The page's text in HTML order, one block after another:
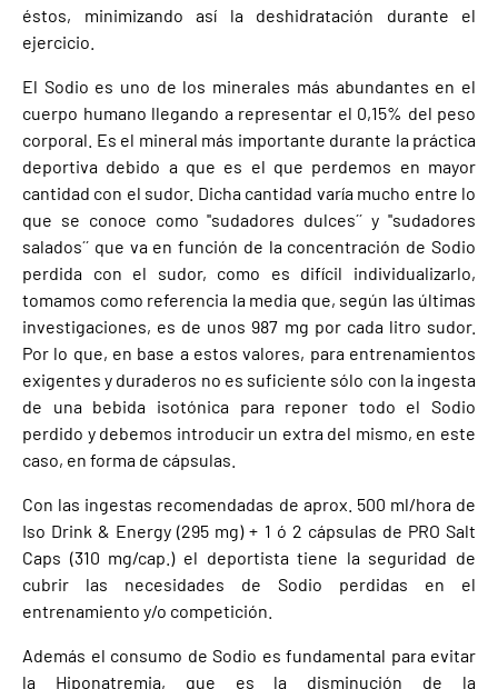
éstos, minimizando así la deshidratación durante el
ejercicio.
El Sodio es uno de los minerales más abundantes en el
cuerpo humano llegando a representar el 0,15% del peso
corporal. Es el mineral más importante durante la práctica
deportiva debido a que es el que perdemos en mayor
cantidad con el sudor. Dicha cantidad varía mucho entre lo
que se conoce como ''sudadores dulces´´ y ''sudadores
salados´´ que va en función de la concentración de Sodio
perdida con el sudor, como es difícil individualizarlo,
tomamos como referencia la media que, según las últimas
investigaciones, es de unos 987 mg por cada litro sudor.
Por lo que, en base a estos valores, para entrenamientos
exigentes y duraderos no es suficiente sólo con la ingesta
de una bebida isotónica para reponer todo el Sodio
perdido y debemos introducir un extra del mismo, en este
caso, en forma de cápsulas.
Con las ingestas recomendadas de aprox. 500 ml/hora de
Iso Drink & Energy (295 mg) + 1 ó 2 cápsulas de PRO Salt
Caps (310 mg/cap.) el deportista tiene la seguridad de
cubrir las necesidades de Sodio perdidas en el
entrenamiento y/o competición.
Además el consumo de Sodio es fundamental para evitar
la Hiponatremia, que es la disminución de la